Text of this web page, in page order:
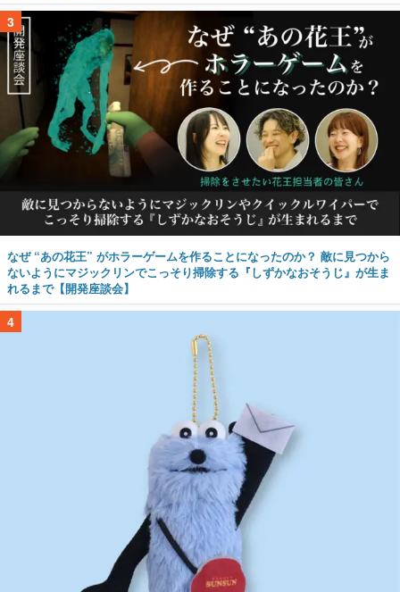
3
なぜ “あの花王” がホラーゲームを作ることになったのか？ 敵に見つから
ないようにマジックリンでこっそり掃除する『しずかなおそうじ』が生ま
れるまで【開発座談会】
4